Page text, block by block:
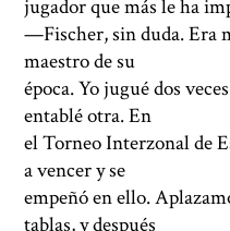
jugador que más le ha
—Fischer, sin duda. Era
maestro de su
época. Yo jugué dos
entablé otra. En
el Torneo Interzonal de
a vencer y se
empeñó en ello.
tablas, y después